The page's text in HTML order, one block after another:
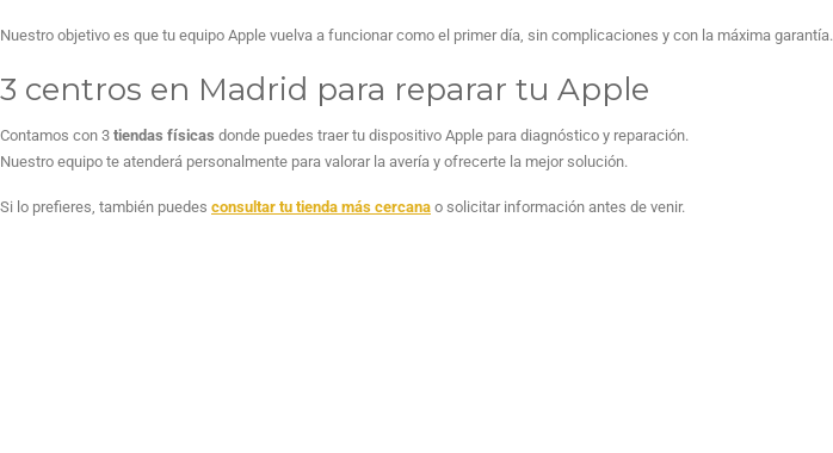
Nuestro objetivo es que tu equipo Apple vuelva a funcionar como el primer día, sin complicaciones y con la máxima garantía.
3 centros en Madrid para reparar tu Apple
Contamos con 3 tiendas físicas donde puedes traer tu dispositivo Apple para diagnóstico y reparación.
Nuestro equipo te atenderá personalmente para valorar la avería y ofrecerte la mejor solución.
Si lo prefieres, también puedes consultar tu tienda más cercana o solicitar información antes de venir.